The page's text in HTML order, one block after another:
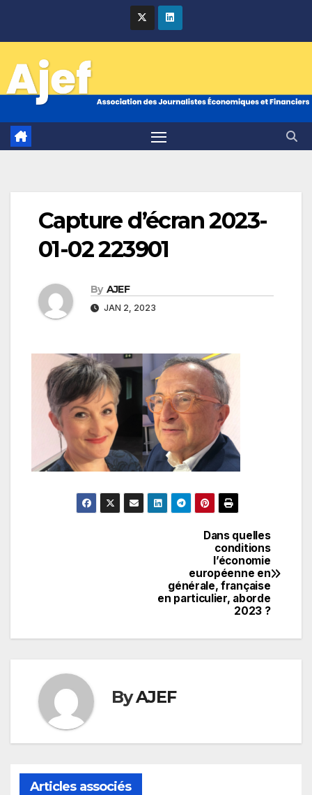
Capture d’écran 2023-
01-02 223901
By AJEF
JAN 2, 2023
Dans quelles
conditions
l’économie
européenne en
générale, française
en particulier, aborde
2023 ?
ByAJEF
Articles associés